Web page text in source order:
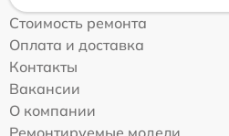
Стоимость ремонта
Оплата и доставка
Контакты
Вакансии
О компании
Ремонтируемые модели